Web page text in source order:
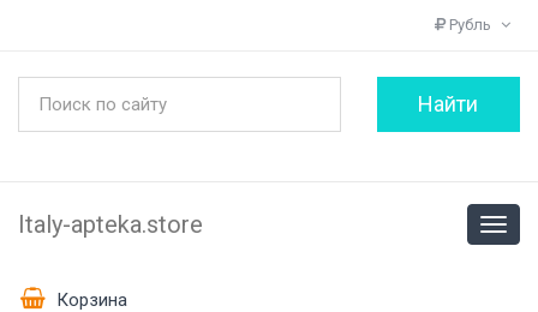
Рубль
Italy-apteka.store
Корзина